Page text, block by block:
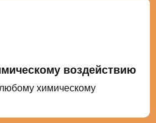
воздействию
химическому